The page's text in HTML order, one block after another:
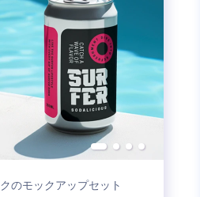
のモックアップセット